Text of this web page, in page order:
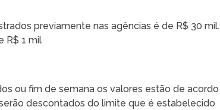
previamente nas agências é de R$ 30 mil.
R$ 1 mil
ou fim de semana os valores estão de acordo
descontados do limite que é estabelecido